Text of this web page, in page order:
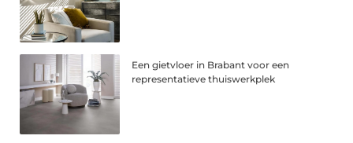
Een gietvloer in Brabant voor een
representatieve thuiswerkplek